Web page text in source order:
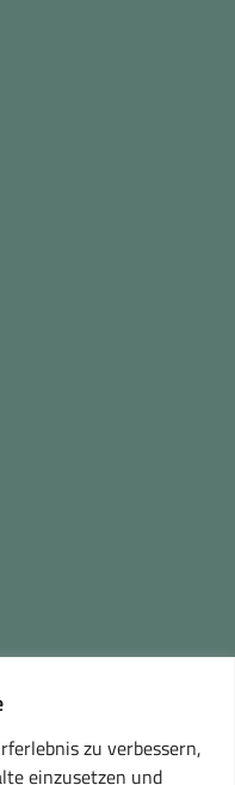
zu verbessern,
einzusetzen und